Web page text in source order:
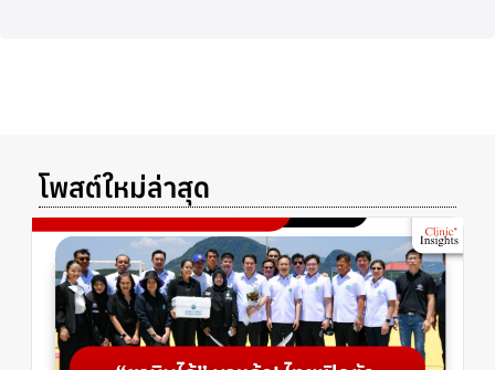
โพสต์ใหม่ล่าสุด